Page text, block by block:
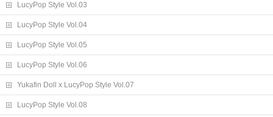
LucyPop Style Vol.03
LucyPop Style Vol.04
LucyPop Style Vol.05
LucyPop Style Vol.06
Yukafin Doll x LucyPop Style Vol.07
LucyPop Style Vol.08